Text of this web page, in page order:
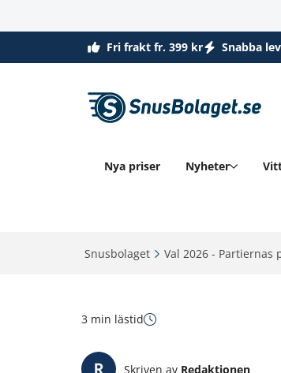
Fri frakt fr. 399 kr Snabba
Nya priser Nyheter
Snusbolaget‎ Val 2026 -
3 min lästid
Skriven av Redaktionen